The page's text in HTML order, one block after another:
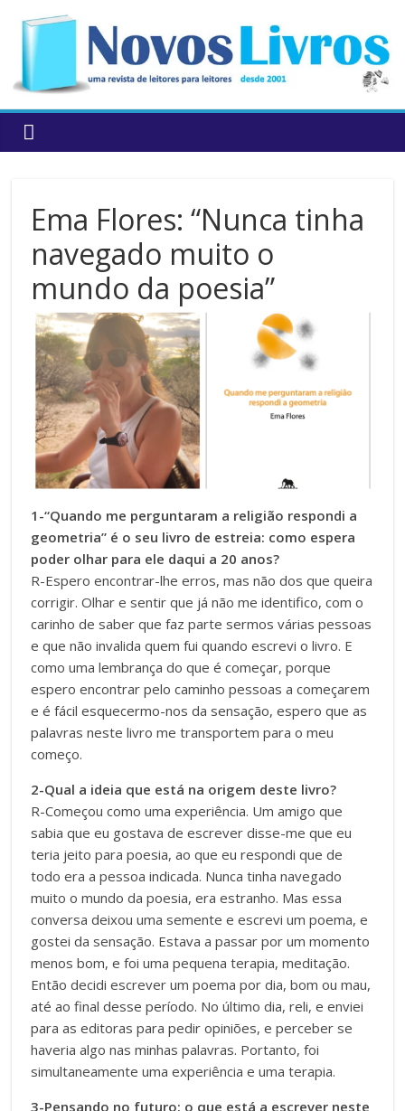
content
Ema Flores: “Nunca tinha
navegado muito o
mundo da poesia”
1-“Quando me perguntaram a religião respondi a
geometria” é o seu livro de estreia: como espera
poder olhar para ele daqui a 20 anos?
R-Espero encontrar-lhe erros, mas não dos que queira
corrigir. Olhar e sentir que já não me identifico, com o
carinho de saber que faz parte sermos várias pessoas
e que não invalida quem fui quando escrevi o livro. E
como uma lembrança do que é começar, porque
espero encontrar pelo caminho pessoas a começarem
e é fácil esquecermo-nos da sensação, espero que as
palavras neste livro me transportem para o meu
começo.
2-Qual a ideia que está na origem deste livro?
R-Começou como uma experiência. Um amigo que
sabia que eu gostava de escrever disse-me que eu
teria jeito para poesia, ao que eu respondi que de
todo era a pessoa indicada. Nunca tinha navegado
muito o mundo da poesia, era estranho. Mas essa
conversa deixou uma semente e escrevi um poema, e
gostei da sensação. Estava a passar por um momento
menos bom, e foi uma pequena terapia, meditação.
Então decidi escrever um poema por dia, bom ou mau,
até ao final desse período. No último dia, reli, e enviei
para as editoras para pedir opiniões, e perceber se
haveria algo nas minhas palavras. Portanto, foi
simultaneamente uma experiência e uma terapia.
3-Pensando no futuro: o que está a escrever neste